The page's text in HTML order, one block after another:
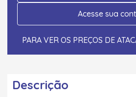
Acesse sua
PARA VER OS PREÇOS DE
Descrição